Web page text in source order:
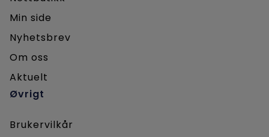
Min side
Nyhetsbrev
Om oss
Aktuelt
Øvrigt
Brukervilkår